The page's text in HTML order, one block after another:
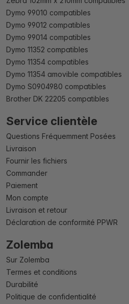
Dymo 99010 compatibles
Dymo 99012 compatibles
Dymo 99014 compatibles
Dymo 11352 compatibles
Dymo 11354 compatibles
Dymo 11354 amovible compatibles
Dymo S0904980 compatibles
Brother DK 22205 compatibles
Service clientèle
Questions Fréquemment Posées
Livraison
Fournir les fichiers
Commander
Paiement
Mon compte
Livraison et retour
Déclaration de conformité PPWR
Zolemba
Sur Zolemba
Termes et conditions
Durabilité
Politique de confidentialité